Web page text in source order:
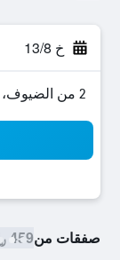
خ 13/8
2 من الضيوف، غرفة واحدة
صفقات من459 ﷼